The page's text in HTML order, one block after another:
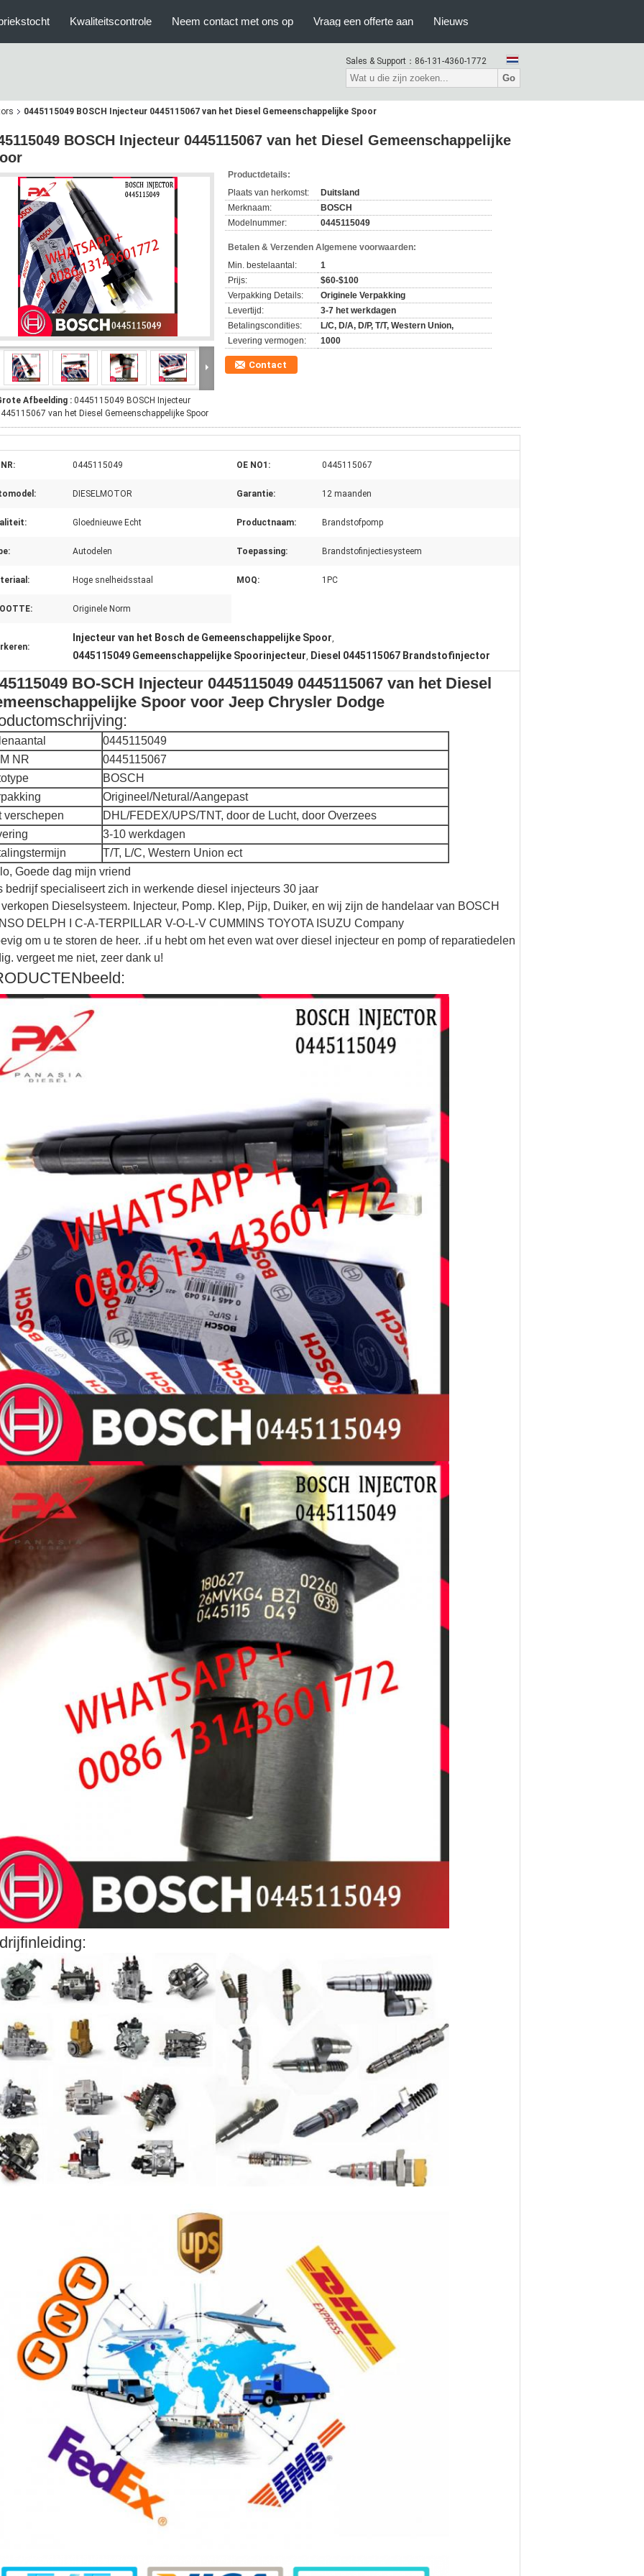
Kwaliteitscontrole Neem contact met ons op Vraag een offerte aan Nieuws
Sales & Support： 86-131-4360-1772
Go
0445115049 BOSCH Injecteur 0445115067 van het Diesel Gemeenschappelijke Spoor
BOSCH Injecteur 0445115067 van het Diesel Gemeenschappelijke
Afbeelding : 0445115049 BOSCH Injecteur
van het Diesel Gemeenschappelijke Spoor
Productdetails:
Plaats van herkomst:
Duitsland
Merknaam:
BOSCH
Modelnummer:
0445115049
Betalen & Verzenden Algemene voorwaarden:
Min. bestelaantal:
1
Prijs:
$60-$100
Verpakking Details:
Originele Verpakking
Levertijd:
3-7 het werkdagen
Betalingscondities:
L/C, D/A, D/P, T/T, Western Union,
Levering vermogen:
1000
Contact
0445115049 OE NO1: 0445115067
DIESELMOTOR Garantie: 12 maanden
Gloednieuwe Echt Productnaam: Brandstofpomp
Autodelen Toepassing: Brandstofinjectiesysteem
Hoge snelheidsstaal MOQ: 1PC
Originele Norm
Injecteur van het Bosch de Gemeenschappelijke Spoor,
0445115049 Gemeenschappelijke Spoorinjecteur, Diesel 0445115067 Brandstofinjector
BO-SCH Injecteur 0445115049 0445115067 van het Diesel
Spoor voor Jeep Chrysler Dodge
0445115049
NR
0445115067
BOSCH
Origineel/Netural/Aangepast
verschepen
DHL/FEDEX/UPS/TNT, door de Lucht, door Overzees
3-10 werkdagen
T/T, L/C, Western Union ect
Goede dag mijn vriend
bedrijf specialiseert zich in werkende diesel injecteurs 30 jaar
Dieselsysteem. Injecteur, Pomp. Klep, Pijp, Duiker, en wij zijn de handelaar van BOSCH
DELPH I C-A-TERPILLAR V-O-L-V CUMMINS TOYOTA ISUZU Company
om u te storen de heer. .if u hebt om het even wat over diesel injecteur en pomp of reparatiedelen
vergeet me niet, zeer dank u!